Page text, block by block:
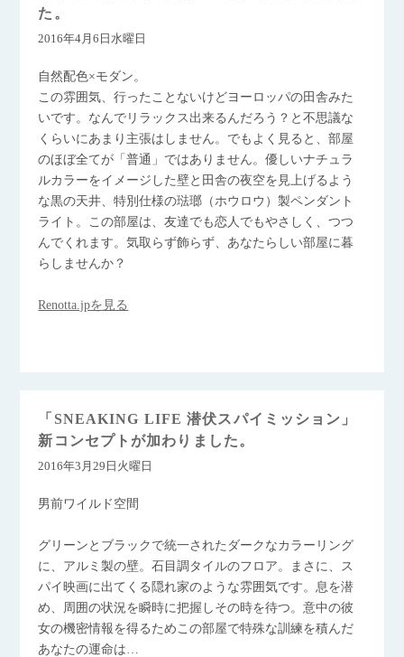
た。
2016年4月6日水曜日
自然配色×モダン。
この雰囲気、行ったことないけどヨーロッパの田舎みた
いです。なんでリラックス出来るんだろう？と不思議な
くらいにあまり主張はしません。でもよく見ると、部屋
のほぼ全てが「普通」ではありません。優しいナチュラ
ルカラーをイメージした壁と田舎の夜空を見上げるよう
な黒の天井、特別仕様の琺瑯（ホウロウ）製ペンダント
ライト。この部屋は、友達でも恋人でもやさしく、つつ
んでくれます。気取らず飾らず、あなたらしい部屋に暮
らしませんか？
Renotta.jpを見る
「SNEAKING LIFE 潜伏スパイミッション」
新コンセプトが加わりました。
2016年3月29日火曜日
男前ワイルド空間
グリーンとブラックで統一されたダークなカラーリング
に、アルミ製の壁。石目調タイルのフロア。まさに、ス
パイ映画に出てくる隠れ家のような雰囲気です。息を潜
め、周囲の状況を瞬時に把握しその時を待つ。意中の彼
女の機密情報を得るためこの部屋で特殊な訓練を積んだ
あなたの運命は…